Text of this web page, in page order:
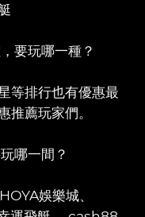
要玩哪一種？
等排行也有優惠最
推薦玩家們。
哪一間？
娛樂城、